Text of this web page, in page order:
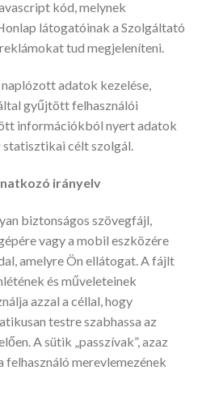
kód, melynek
látogatóinak a Szolgáltató
tud megjeleníteni.
adatok kezelése,
gyűjtött felhasználói
információkból nyert adatok
statisztikai célt szolgál.
irányelv
biztonságos szövegfájl,
vagy a mobil eszközére
amelyre Ön ellátogat. A fájlt
és műveleteinek
azzal a céllal, hogy
testre szabhassa az
A sütik „passzívak”, azaz
felhasználó merevlemezének